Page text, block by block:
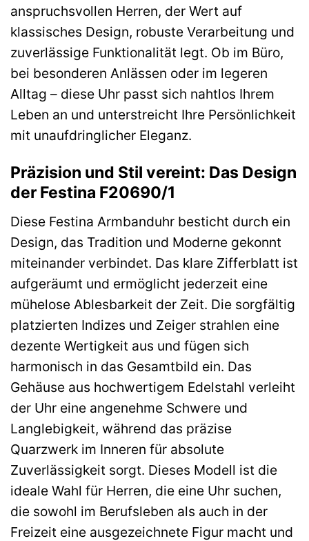
anspruchsvollen Herren, der Wert auf
klassisches Design, robuste Verarbeitung und
zuverlässige Funktionalität legt. Ob im Büro,
bei besonderen Anlässen oder im legeren
Alltag – diese Uhr passt sich nahtlos Ihrem
Leben an und unterstreicht Ihre Persönlichkeit
mit unaufdringlicher Eleganz.
Präzision und Stil vereint: Das Design
der Festina F20690/1
Diese Festina Armbanduhr besticht durch ein
Design, das Tradition und Moderne gekonnt
miteinander verbindet. Das klare Zifferblatt ist
aufgeräumt und ermöglicht jederzeit eine
mühelose Ablesbarkeit der Zeit. Die sorgfältig
platzierten Indizes und Zeiger strahlen eine
dezente Wertigkeit aus und fügen sich
harmonisch in das Gesamtbild ein. Das
Gehäuse aus hochwertigem Edelstahl verleiht
der Uhr eine angenehme Schwere und
Langlebigkeit, während das präzise
Quarzwerk im Inneren für absolute
Zuverlässigkeit sorgt. Dieses Modell ist die
ideale Wahl für Herren, die eine Uhr suchen,
die sowohl im Berufsleben als auch in der
Freizeit eine ausgezeichnete Figur macht und